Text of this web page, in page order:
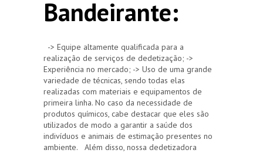
Bandeirante:
-> Equipe altamente qualificada para a
realização de serviços de dedetização; ->
Experiência no mercado; -> Uso de uma grande
variedade de técnicas, sendo todas elas
realizadas com materiais e equipamentos de
primeira linha. No caso da necessidade de
produtos químicos, cabe destacar que eles são
utilizados de modo a garantir a saúde dos
indivíduos e animais de estimação presentes no
ambiente. Além disso, nossa dedetizadora